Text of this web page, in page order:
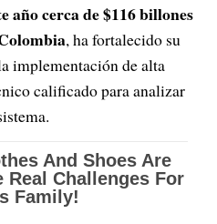
año cerca de $116 billones
, ha fortalecido su
implementación de alta
calificado para analizar